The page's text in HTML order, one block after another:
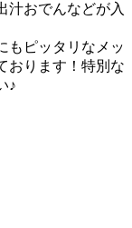
汁おでんなどが入
もピッタリなメッ
おります！特別な
♪